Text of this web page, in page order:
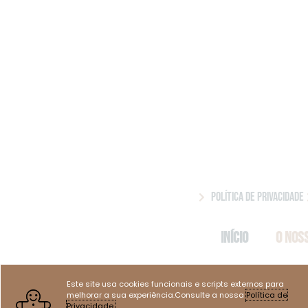
Política de Privacidade
Início O
Este site usa cookies funcionais e scripts externos para
melhorar a sua experiência.Consulte a nossaPolítica de
Privacidade.